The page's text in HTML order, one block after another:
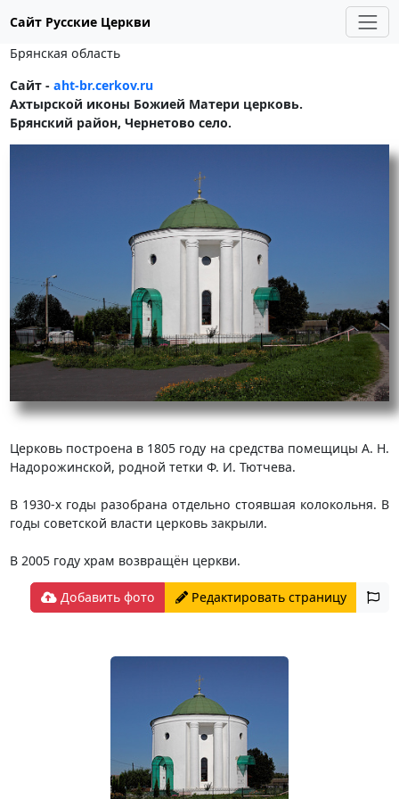
Сайт Русские Церкви
Брянская область
Сайт - aht-br.cerkov.ru
Ахтырской иконы Божией Матери церковь.
Брянский район, Чернетово село.
Церковь построена в 1805 году на средства помещицы А. Н.
Надорожинской, родной тетки Ф. И. Тютчева.
В 1930-х годы разобрана отдельно стоявшая колокольня. В
годы советской власти церковь закрыли.
В 2005 году храм возвращён церкви.
Добавить фото Редактировать страницу